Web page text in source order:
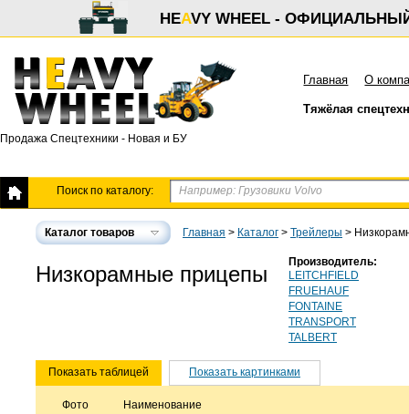
HEAVY WHEEL -
Продажа Спецтехники - Новая и БУ
Главная О
Тяжёлая
Поиск по каталогу:
Каталог товаров Главная > Каталог > Трейлеры >
Низкорамные прицепы
Производитель:
LEITCHFIELD
FRUEHAUF
FONTAINE
TRANSPORT
TALBERT
Показать таблицей Показать картинками
Фото Наименование